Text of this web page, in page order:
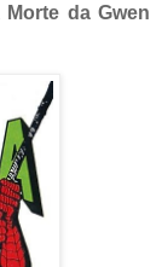
Morte da Gwen